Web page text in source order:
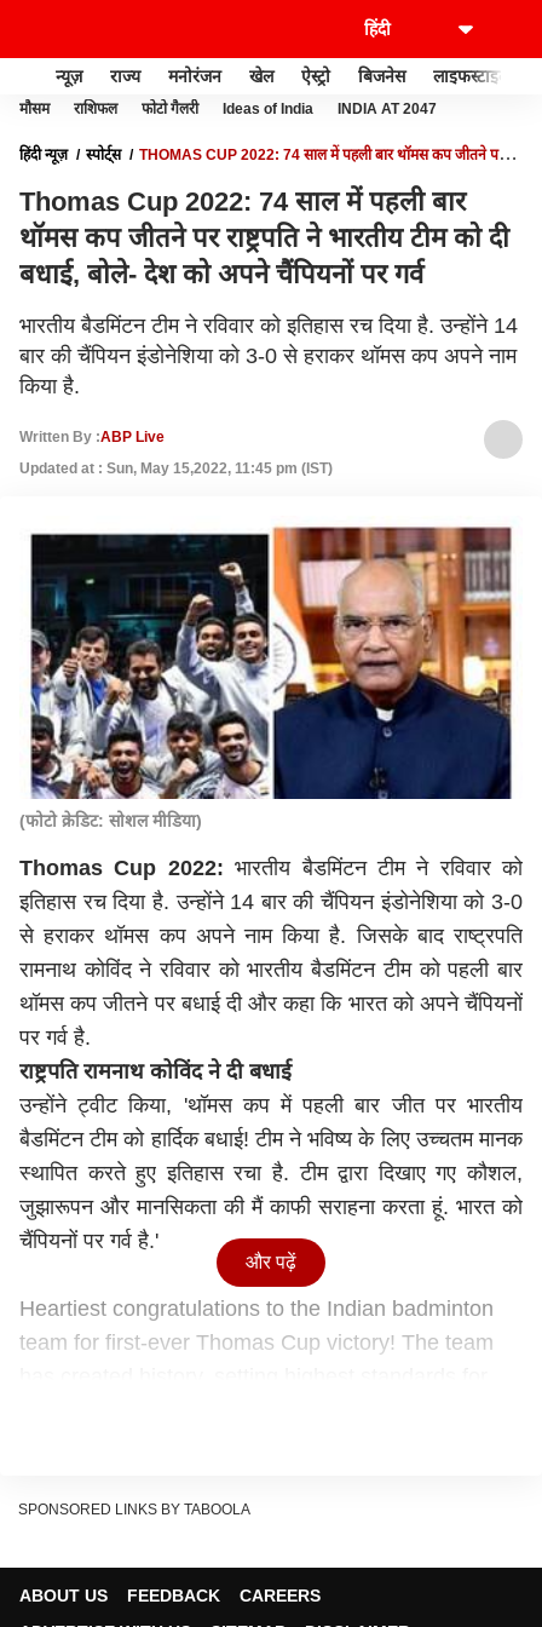
न्यूज़ राज्य मनोरंजन खेल ऐस्ट्रो बिजनेस लाइफस्टाइल
मौसम राशिफल फोटो गैलरी Ideas of India INDIA AT 2047
हिंदी न्यूज़ स्पोर्ट्स
THOMAS CUP 2022: 74 साल में पहली बार थॉमस कप जीतने पर
Thomas Cup 2022: 74 साल में पहली बार
थॉमस कप जीतने पर राष्ट्रपति ने भारतीय टीम को दी
बधाई, बोले- देश को अपने चैंपियनों पर गर्व
भारतीय बैडमिंटन टीम ने रविवार को इतिहास रच दिया है. उन्होंने 14
बार की चैंपियन इंडोनेशिया को 3-0 से हराकर थॉमस कप अपने नाम
किया है.
Written By :ABP Live
Updated at : Sun, May 15,2022, 11:45 pm (IST)
(फोटो क्रेडिट: सोशल मीडिया)
Thomas Cup 2022: भारतीय बैडमिंटन टीम ने रविवार को
इतिहास रच दिया है. उन्होंने 14 बार की चैंपियन इंडोनेशिया को 3-0
से हराकर थॉमस कप अपने नाम किया है. जिसके बाद राष्ट्रपति
रामनाथ कोविंद ने रविवार को भारतीय बैडमिंटन टीम को पहली बार
थॉमस कप जीतने पर बधाई दी और कहा कि भारत को अपने चैंपियनों
पर गर्व है.
राष्ट्रपति रामनाथ कोविंद ने दी बधाई
उन्होंने ट्वीट किया, 'थॉमस कप में पहली बार जीत पर भारतीय
बैडमिंटन टीम को हार्दिक बधाई! टीम ने भविष्य के लिए उच्चतम मानक
स्थापित करते हुए इतिहास रचा है. टीम द्वारा दिखाए गए कौशल,
जुझारूपन और मानसिकता की मैं काफी सराहना करता हूं. भारत को
चैंपियनों पर गर्व है.'
Heartiest congratulations to the Indian badminton
team for first-ever Thomas Cup victory! The team
— President of India (@rashtrapatibhvn)
और पढ़ें
SPONSORED LINKS BY TABOOLA
ABOUT US FEEDBACK
CAREERS